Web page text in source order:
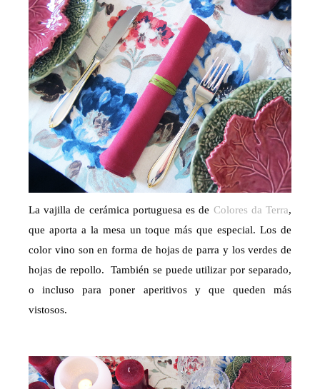
La vajilla de cerámica portuguesa es de Colores da Terra,
que aporta a la mesa un toque más que especial. Los de
color vino son en forma de hojas de parra y los verdes de
hojas de repollo. También se puede utilizar por separado,
o incluso para poner aperitivos y que queden más
vistosos.